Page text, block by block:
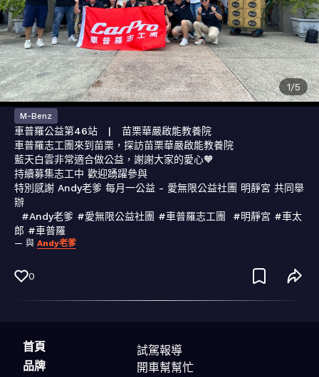
1/5
M-Benz
車普羅公益第46站   |   苗栗華嚴啟能教養院
車普羅志工團來到苗栗，探訪苗栗華嚴啟能教養院
藍天白雲非常適合做公益，謝謝大家的愛心🧡
持續募集志工中 歡迎踴躍參與
特別感謝 Andy老爹 每月一公益 - 愛無限公益社團 明靜宮 共同舉
辦
郎 #車普羅
— 與 Andy老爹
0
首頁
品牌
試駕報導
開車幫幫忙